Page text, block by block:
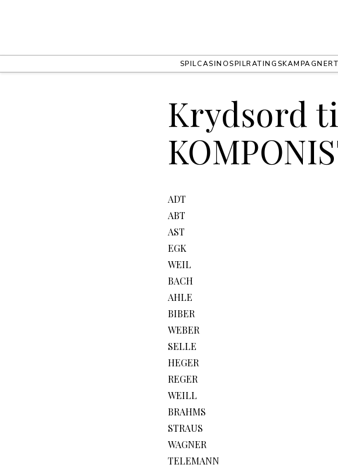
SPILCASINOSPILRATINGSKAMPAGNER
Krydsord
ADT
ABT
AST
EGK
WEIL
BACH
AHLE
BIBER
WEBER
SELLE
HEGER
REGER
WEILL
BRAHMS
STRAUS
WAGNER
TELEMANN